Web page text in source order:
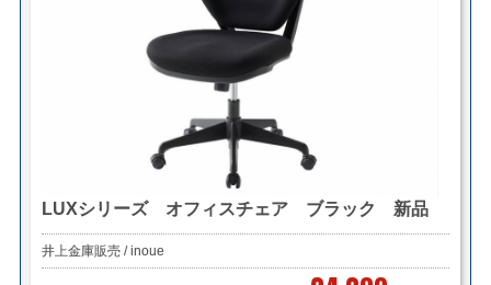
LUXシリーズ オフィスチェア ブラック 新品
井上金庫販売 / inoue